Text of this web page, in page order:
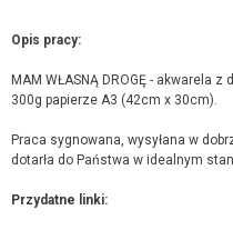
Opis pracy:
MAM WŁASNĄ DROGĘ - akwarela
300g papierze A3 (42cm x 30cm).
Praca sygnowana, wysyłana w
dotarła do Państwa w idealnym
Przydatne linki: